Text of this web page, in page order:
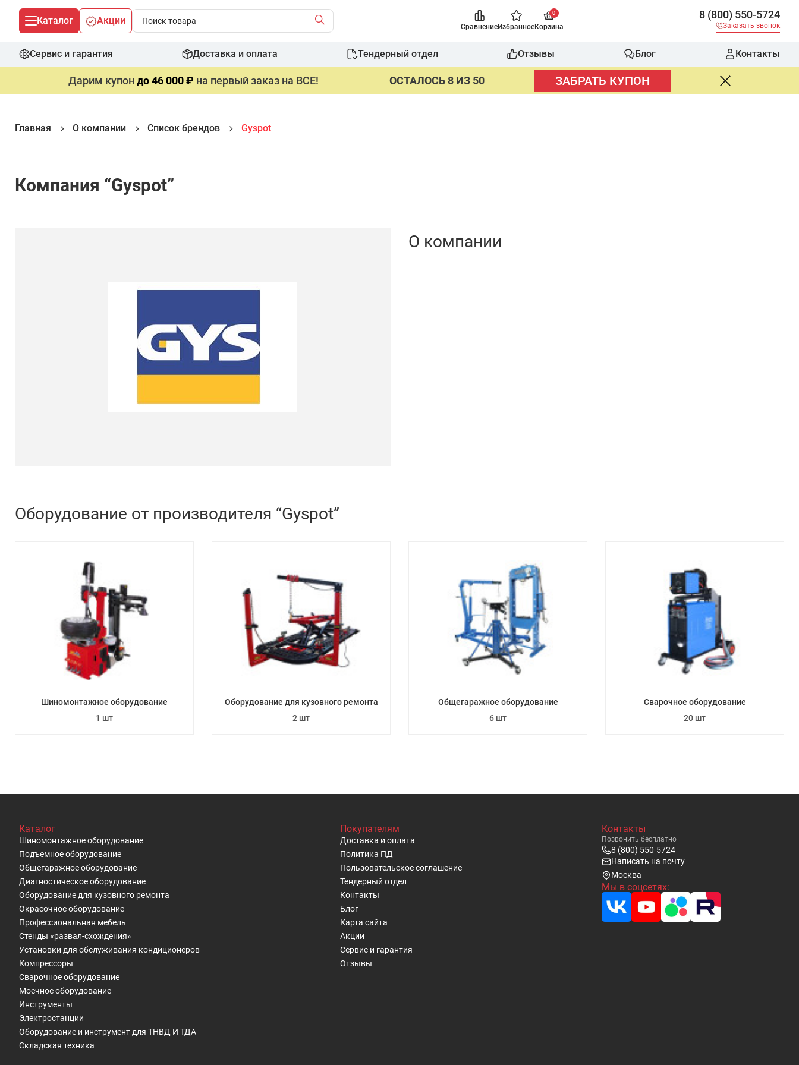
Каталог Акции
СравнениеИзбранное
0
Корзина
8 (800) 550-5724
Заказать звонок
Сервис и гарантия Доставка и оплата Тендерный отдел Отзывы Блог Контакты
Дарим купондо 46 000 ₽ на первый заказ на ВСЕ! ОСТАЛОСЬ 8 ИЗ 50 ЗАБРАТЬ КУПОН
Главная О компании Список брендов Gyspot
Компания “Gyspot”
О компании
Оборудование от производителя “Gyspot”
Шиномонтажное оборудование
1 шт
Оборудование для кузовного ремонта
2 шт
Общегаражное оборудование
6 шт
Сварочное оборудование
20 шт
Каталог
Шиномонтажное оборудование
Подъемное оборудование
Общегаражное оборудование
Диагностическое оборудование
Оборудование для кузовного ремонта
Окрасочное оборудование
Профессиональная мебель
Стенды «развал-схождения»
Установки для обслуживания кондиционеров
Компрессоры
Сварочное оборудование
Моечное оборудование
Инструменты
Электростанции
Оборудование и инструмент для ТНВД И ТДА
Складская техника
Покупателям
Доставка и оплата
Политика ПД
Пользовательское cоглашение
Тендерный отдел
Контакты
Блог
Карта сайта
Акции
Сервис и гарантия
Отзывы
Контакты
Позвонить бесплатно
8 (800) 550-5724
Написать на почту
Москва
Мы в соцсетях: